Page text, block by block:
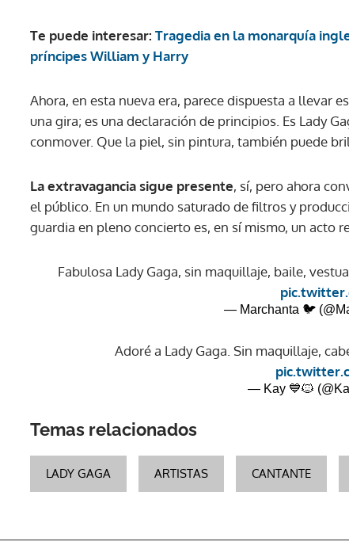
Te puede interesar: Tragedia en la monarquía
príncipes William y Harry
Ahora, en esta nueva era, parece dispuesta a llevar
una gira; es una declaración de principios. Es Lady
conmover. Que la piel, sin pintura, también puede
La extravagancia sigue presente, sí, pero ahora
el público. En un mundo saturado de filtros y
guardia en pleno concierto es, en sí mismo, un acto
Fabulosa Lady Gaga, sin maquillaje, baile,
— Marchanta 🐦
Adoré a Lady Gaga. Sin maquillaje,
— Kay 💙🐱
Temas relacionados
LADY GAGA ARTISTAS CANTANTE